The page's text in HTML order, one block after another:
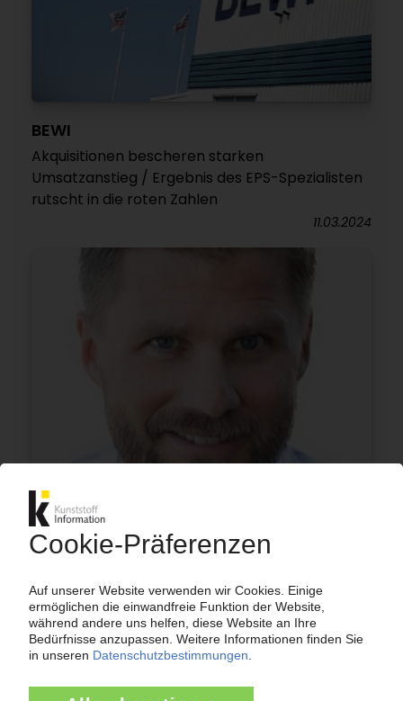
BEWI
Akquisitionen bescheren starken
Umsatzanstieg / Ergebnis des EPS-Spezialisten
rutscht in die roten Zahlen
11.03.2024
BEWI
EPS-Spezialist weiter auf Wachstumskurs /
oben
28.02.2023